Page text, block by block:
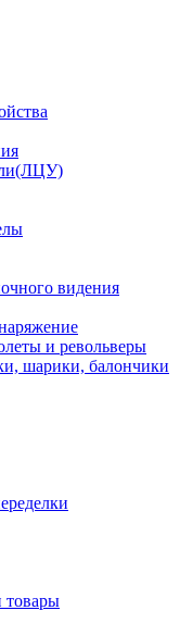
видения
и револьверы
шарики, балончики
товары